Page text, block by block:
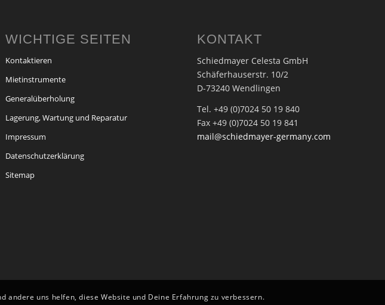
WICHTIGE SEITEN
Kontaktieren
Mietinstrumente
Generalüberholung
Lagerung, Wartung und Reparatur
Impressum
Datenschutzerklärung
Sitemap
KONTAKT
Schiedmayer Celesta GmbH
Schäferhauserstr. 10/2
D-73240 Wendlingen
Tel. +49 (0)7024 50 19 840
Fax +49 (0)7024 50 19 841
mail@schiedmayer-germany.com
andere uns helfen, diese Website und Deine Erfahrung zu verbessern.